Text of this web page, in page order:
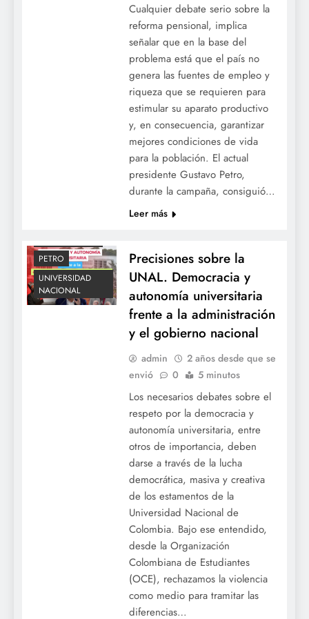
Cualquier debate serio sobre la
reforma pensional, implica
señalar que en la base del
problema está que el país no
genera las fuentes de empleo y
riqueza que se requieren para
estimular su aparato productivo
y, en consecuencia, garantizar
mejores condiciones de vida
para la población. El actual
presidente Gustavo Petro,
durante la campaña, consiguió…
Leer más
PETRO
UNIVERSIDAD
NACIONAL
Precisiones sobre la
UNAL. Democracia y
autonomía universitaria
frente a la administración
y el gobierno nacional
admin
2 años desde que se
envió
0 5 minutos
Los necesarios debates sobre el
respeto por la democracia y
autonomía universitaria, entre
otros de importancia, deben
darse a través de la lucha
democrática, masiva y creativa
de los estamentos de la
Universidad Nacional de
Colombia. Bajo ese entendido,
desde la Organización
Colombiana de Estudiantes
(OCE), rechazamos la violencia
como medio para tramitar las
diferencias…